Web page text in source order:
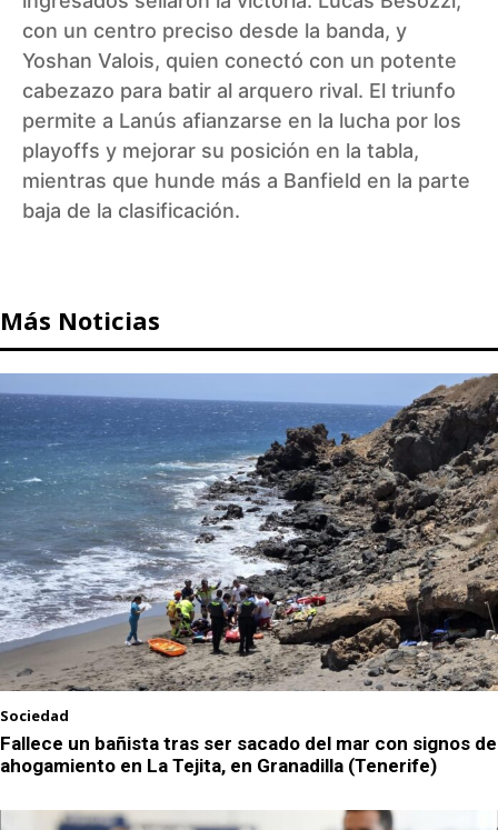
con un centro preciso desde la banda, y
Yoshan Valois, quien conectó con un potente
cabezazo para batir al arquero rival. El triunfo
permite a Lanús afianzarse en la lucha por los
playoffs y mejorar su posición en la tabla,
mientras que hunde más a Banfield en la parte
baja de la clasificación.
Más Noticias
Sociedad
Fallece un bañista tras ser sacado del mar con signos de
ahogamiento en La Tejita, en Granadilla (Tenerife)